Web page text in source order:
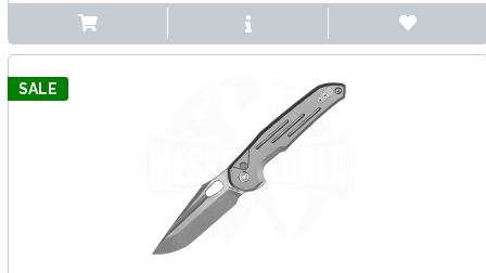
SALE